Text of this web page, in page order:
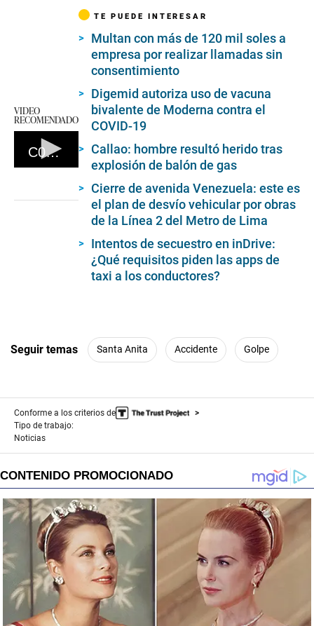
VIDEO
RECOMENDADO
C09-muela-uci
TE PUEDE INTERESAR
Multan con más de 120 mil soles a
empresa por realizar llamadas sin
consentimiento
Digemid autoriza uso de vacuna
bivalente de Moderna contra el
COVID-19
Callao: hombre resultó herido tras
explosión de balón de gas
Cierre de avenida Venezuela: este es
el plan de desvío vehicular por obras
de la Línea 2 del Metro de Lima
Intentos de secuestro en inDrive:
¿Qué requisitos piden las apps de
taxi a los conductores?
Seguir temas Santa Anita Accidente Golpe
Conforme a los criterios de
Tipo de trabajo:
Noticias